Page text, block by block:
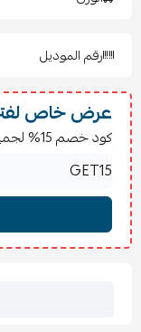
بأدوات تثبيت
📏المواصفات:
العمق: 48 سم
الارتفاع: 78 سم
عرض الدرج الداخلي: 72 سم
عمق الدرج الداخلي: 43 سم
سعة التخزين: 148 لتر
سحب الدرج: 27 سم
اللون: أبيض لامع
تصميم أبيض لامع
رقم الموديل
عرض خاص
كود خصم 15% لجميع المنتجات